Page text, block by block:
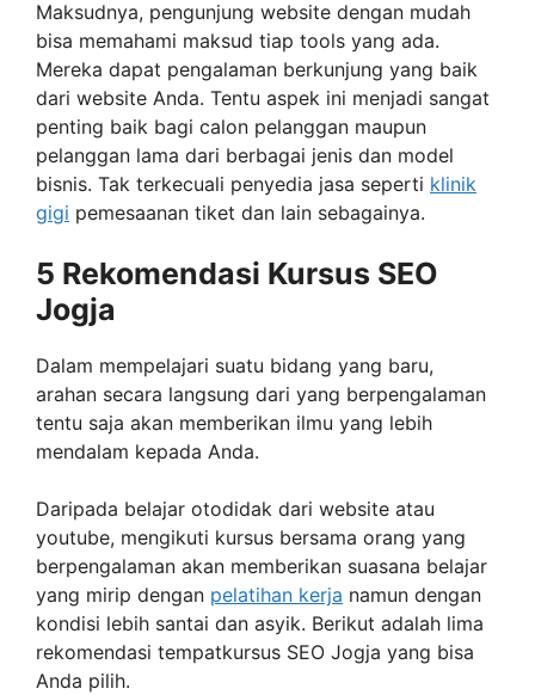
Maksudnya, pengunjung website dengan mudah
bisa memahami maksud tiap tools yang ada.
Mereka dapat pengalaman berkunjung yang baik
dari website Anda. Tentu aspek ini menjadi sangat
penting baik bagi calon pelanggan maupun
pelanggan lama dari berbagai jenis dan model
bisnis. Tak terkecuali penyedia jasa seperti klinik
gigi pemesaanan tiket dan lain sebagainya.
5 Rekomendasi Kursus SEO
Jogja
Dalam mempelajari suatu bidang yang baru,
arahan secara langsung dari yang berpengalaman
tentu saja akan memberikan ilmu yang lebih
mendalam kepada Anda.
Daripada belajar otodidak dari website atau
youtube, mengikuti kursus bersama orang yang
berpengalaman akan memberikan suasana belajar
yang mirip dengan pelatihan kerja namun dengan
kondisi lebih santai dan asyik. Berikut adalah lima
rekomendasi tempatkursus SEO Jogja yang bisa
Anda pilih.